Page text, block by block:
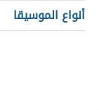
أنواع الموسيقا